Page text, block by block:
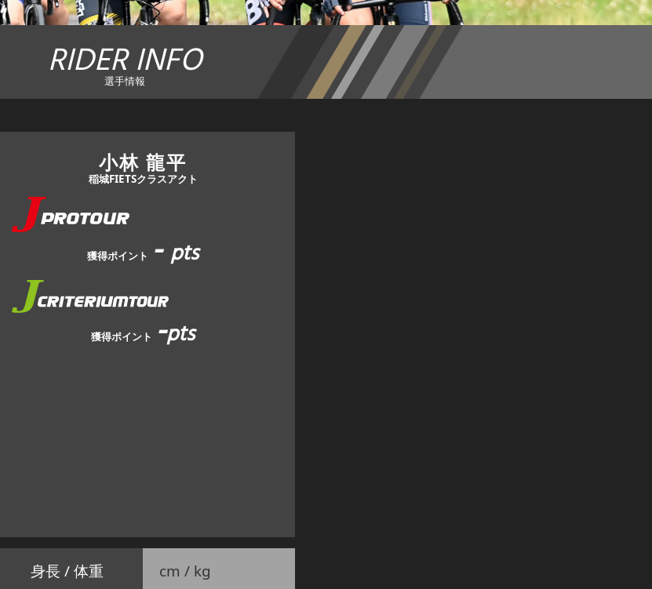
RIDER INFO
選手情報
小林 龍平
稲城FIETSクラスアクト
獲得ポイント -pts
獲得ポイント -pts
身長 / 体重 cm / kg